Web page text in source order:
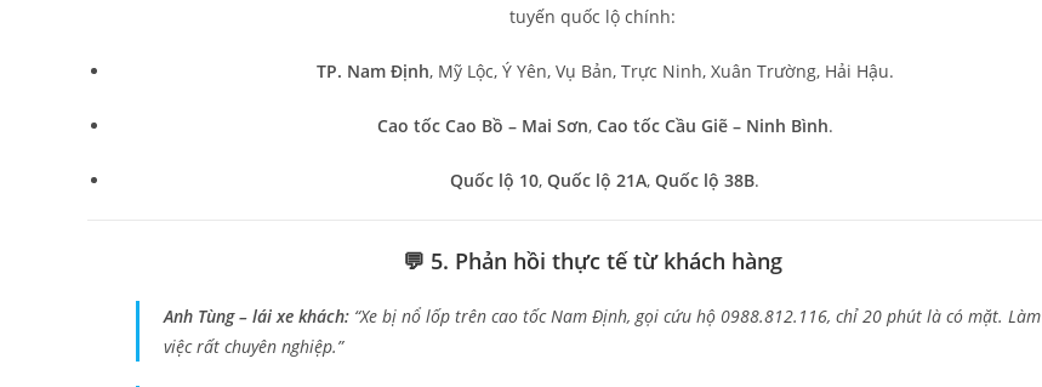
tuyến quốc lộ chính:
TP. Nam Định, Mỹ Lộc, Ý Yên, Vụ Bản, Trực Ninh, Xuân Trường, Hải Hậu.
Cao tốc Cao Bồ – Mai Sơn, Cao tốc Cầu Giẽ – Ninh Bình.
Quốc lộ 10, Quốc lộ 21A, Quốc lộ 38B.
💬 5. Phản hồi thực tế từ khách hàng
Anh Tùng – lái xe khách: “Xe bị nổ lốp trên cao tốc Nam Định, gọi cứu hộ 0988.812.116, chỉ 20 phút là có mặt. Làm
việc rất chuyên nghiệp.”